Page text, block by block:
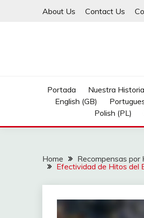
About Us Contact Us
Portada Nuestra Historia
English (GB)
Polish (PL)
Home
Recompensas por
Efectividad de Hitos del